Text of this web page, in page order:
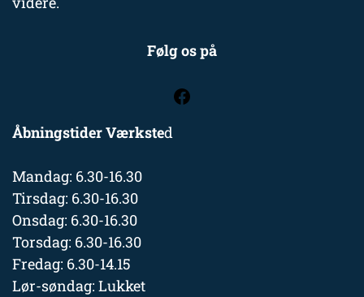
Følg os på
Åbningstider Værksted
Mandag: 6.30-16.30
Tirsdag: 6.30-16.30
Onsdag: 6.30-16.30
Torsdag: 6.30-16.30
Fredag: 6.30-14.15
Lør-søndag: Lukket